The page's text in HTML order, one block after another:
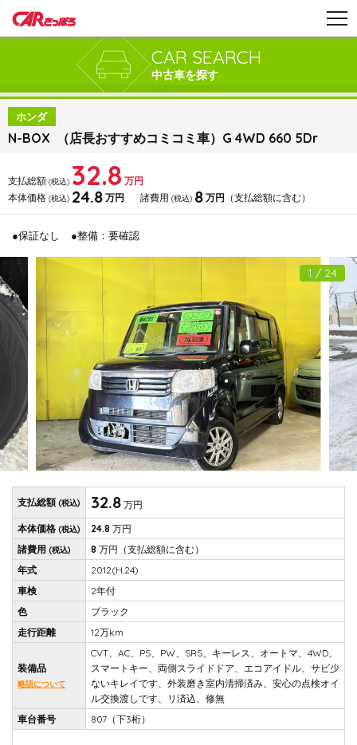
CAR SEARCH
中古車を探す
ホンダ
N-BOX （店長おすすめコミコミ車）G 4WD 660 5Dr
支払総額 (税込) 32.8 万円
本体価格 (税込) 24.8 万円 諸費用 (税込) 8万円 （支払総額に含む）
●保証なし ●整備：要確認
1 / 24
支払総額 (税込) 32.8 万円
本体価格 (税込) 24.8 万円
諸費用 (税込) 8 万円 （支払総額に含む）
年式
2012(H.24)
車検
2年付
色
ブラック
走行距離
12万km
装備品
略語について
CVT、AC、PS、PW、SRS、キーレス、オートマ、4WD、
スマートキー、両側スライドドア、エコアイドル、サビ少
ないキレイです、外装磨き室内清掃済み、安心の点検オイ
ル交換渡しです、リ済込、修無
車台番号
807（下3桁）